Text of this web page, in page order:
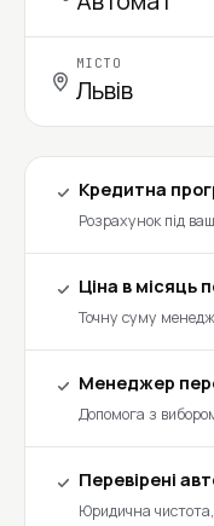
МІСТО
Львів
Кредитна
Розрахунок під
Ціна в місяць
Точну суму
Менеджер
Допомога з
Перевірені
Юридична чистота,